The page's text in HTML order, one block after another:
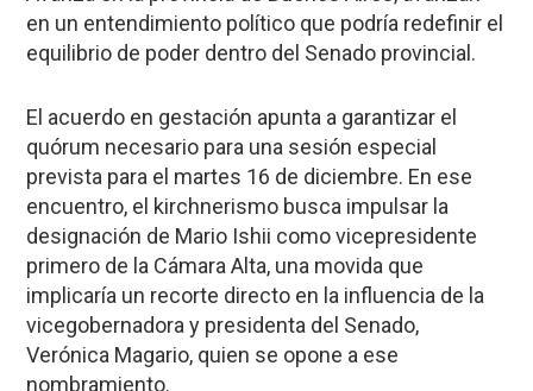
en un entendimiento político que podría redefinir el
equilibrio de poder dentro del Senado provincial.
El acuerdo en gestación apunta a garantizar el
quórum necesario para una sesión especial
prevista para el martes 16 de diciembre. En ese
encuentro, el kirchnerismo busca impulsar la
designación de Mario Ishii como vicepresidente
primero de la Cámara Alta, una movida que
implicaría un recorte directo en la influencia de la
vicegobernadora y presidenta del Senado,
Verónica Magario, quien se opone a ese
nombramiento.